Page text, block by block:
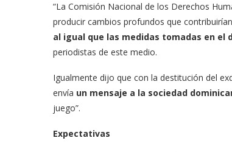
“La Comisión Nacional de los Derechos
producir cambios profundos que
al igual que las medidas tomadas en el
periodistas de este medio.
Igualmente dijo que con la destitución del
envía un mensaje a la sociedad
juego”.
Expectativas